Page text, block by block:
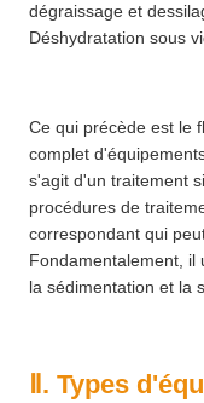
dégraissage et
Déshydratation sous
Ce qui précède est le
complet
s'agit d'un traitement
procédures de
correspondant qui
Fondamentalement, il
la sédimentation et la
Ⅱ. Types